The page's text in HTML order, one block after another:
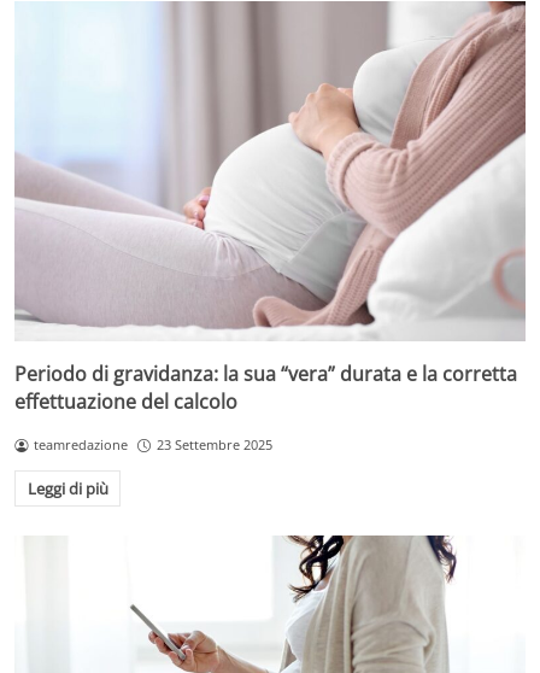
Periodo di gravidanza: la sua “vera” durata e la corretta
effettuazione del calcolo
teamredazione 23 Settembre 2025
Leggi di più